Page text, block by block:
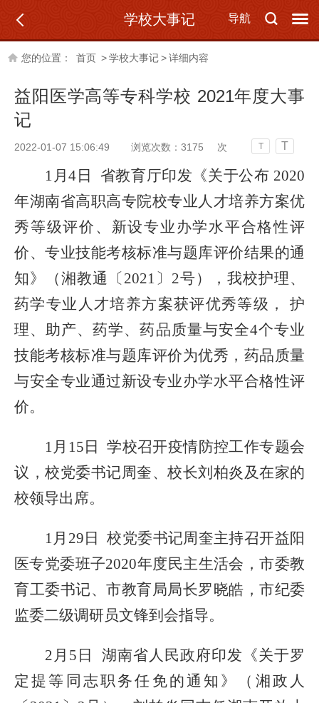
导航
学校大事记
您的位置： 首页 >学校大事记>详细内容
益阳医学高等专科学校 2021年度大事
记
2022-01-07 15:06:49 浏览次数： 3175 次 T T
1月4日 省教育厅印发《关于公布 2020
年湖南省高职高专院校专业人才培养方案优
秀等级评价、新设专业办学水平合格性评
价、专业技能考核标准与题库评价结果的通
知》（湘教通〔 2021 〕 2号），我校护理、
药学专业人才培养方案获评优秀等级 ，
护
理、助产、药学、药品质量与安全4个专业
技能考核标准与题库评价为优秀， 药品质量
与安全专业通过新设专业办学水平合格性评
价。
1月15日 学校召开疫情防控工作专题会
议，校党委书记周奎、校长刘柏炎及在家的
校领导出席。
1月 29 日 校党委书记周奎主持召开益阳
医专党委班子2020年度民主生活会 ，市委教
育工委书记、市教育局局长罗晓皓，市纪委
监委二级调研员文锋到会指导。
2月5日 湖南省人民政府印发《关于罗
定提等同志职务任免的通知》（湘政人